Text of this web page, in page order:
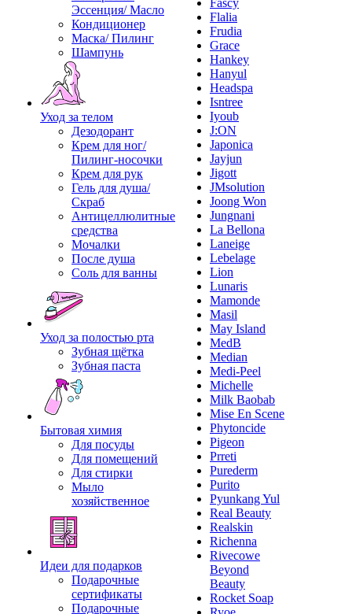
Эссенция/ Масло
Кондиционер
Маска/ Пилинг
Шампунь
Уход за телом
Дезодорант
Крем для ног/
Пилинг-носочки
Крем для рук
Гель для душа/
Скраб
Антицеллюлитные
средства
Мочалки
После душа
Соль для ванны
Уход за полостью рта
Зубная щётка
Зубная паста
Бытовая химия
Для посуды
Для помещений
Для стирки
Мыло
хозяйственное
Идеи для подарков
Подарочные
сертификаты
Подарочные
Fascy
Flalia
Frudia
Grace
Hankey
Hanyul
Headspa
Isntree
Iyoub
J:ON
Japonica
Jayjun
Jigott
JMsolution
Joong Won
Jungnani
La Bellona
Laneige
Lebelage
Lion
Lunaris
Mamonde
Masil
May Island
MedB
Median
Medi-Peel
Michelle
Milk Baobab
Mise En Scene
Phytoncide
Pigeon
Prreti
Purederm
Purito
Pyunkang Yul
Real Beauty
Realskin
Richenna
Rivecowe
Beyond
Beauty
Rocket Soap